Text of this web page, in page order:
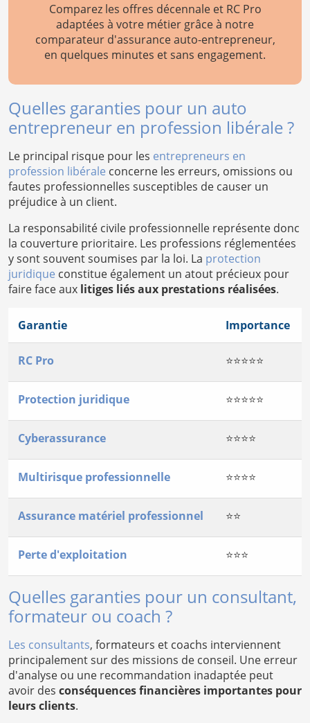
Comparez les offres décennale et RC Pro
adaptées à votre métier grâce à notre
comparateur d'assurance auto-entrepreneur,
en quelques minutes et sans engagement.
Quelles garanties pour un auto
entrepreneur en profession libérale ?
Le principal risque pour les entrepreneurs en
profession libérale concerne les erreurs, omissions ou
fautes professionnelles susceptibles de causer un
préjudice à un client.
La responsabilité civile professionnelle représente donc
la couverture prioritaire. Les professions réglementées
y sont souvent soumises par la loi. La protection
juridique constitue également un atout précieux pour
faire face aux litiges liés aux prestations réalisées.
Garantie Importance
RC Pro ⭐⭐⭐⭐⭐
Protection juridique ⭐⭐⭐⭐⭐
Cyberassurance ⭐⭐⭐⭐
Multirisque professionnelle ⭐⭐⭐⭐
Assurance matériel professionnel ⭐⭐
Perte d'exploitation ⭐⭐⭐
Quelles garanties pour un consultant,
formateur ou coach ?
Les consultants, formateurs et coachs interviennent
principalement sur des missions de conseil. Une erreur
d'analyse ou une recommandation inadaptée peut
avoir des conséquences financières importantes pour
leurs clients.